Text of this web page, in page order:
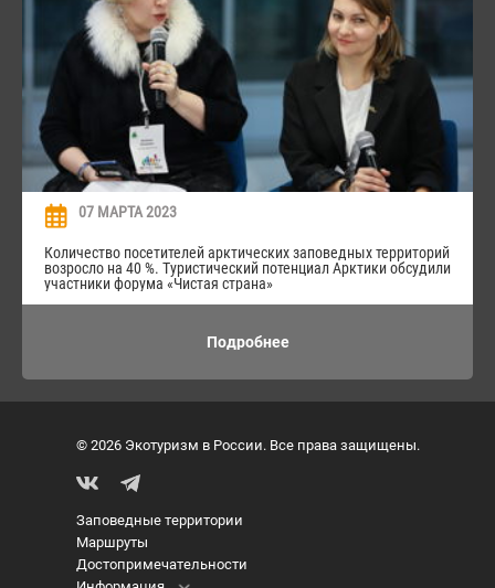
07 МАРТА 2023
Количество посетителей арктических заповедных территорий
возросло на 40 %. Туристический потенциал Арктики обсудили
участники форума «Чистая страна»
Подробнее
© 2026 Экотуризм в России. Все права защищены.
Заповедные территории
Маршруты
Достопримечательности